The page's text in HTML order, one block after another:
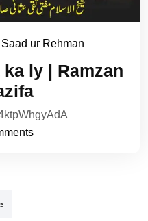
Saad ur Rehman
Rehman
ly | Ramzan